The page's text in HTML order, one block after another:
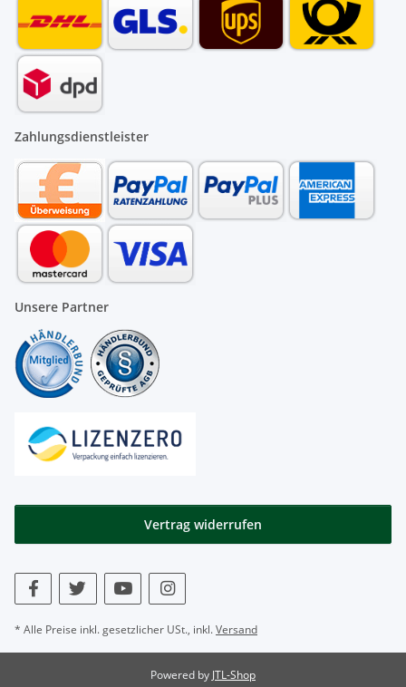
Zahlungsdienstleister
Unsere Partner
Vertrag widerrufen
* Alle Preise inkl. gesetzlicher USt., inkl.Versand
Powered by JTL-Shop